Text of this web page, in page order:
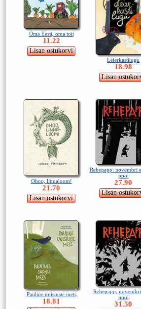
Oma Eesti, oma toit
11.22
Leierkastilugu
18.98
Ohoo, linnaloom!
21.70
Rehepapp: novembri
pool
27.90
Pauline unistuste mets
18.81
Rehepapp:
pool
31.50